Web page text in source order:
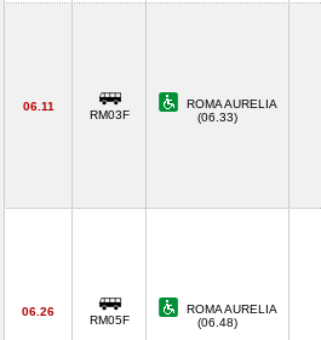
06.11
RM03F
ROMA AURELIA
(06.33)
06.26
RM05F
ROMA AURELIA
(06.48)